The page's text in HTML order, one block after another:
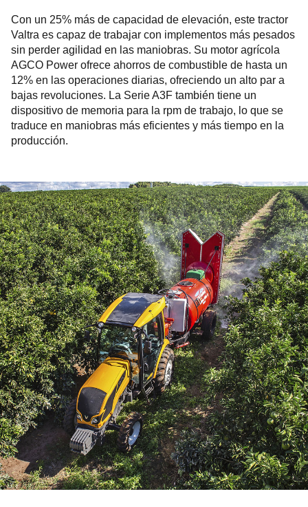
Con un 25% más de capacidad de elevación, este tractor
Valtra es capaz de trabajar con implementos más pesados
sin perder agilidad en las maniobras. Su motor agrícola
AGCO Power ofrece ahorros de combustible de hasta un
12% en las operaciones diarias, ofreciendo un alto par a
bajas revoluciones. La Serie A3F también tiene un
dispositivo de memoria para la rpm de trabajo, lo que se
traduce en maniobras más eficientes y más tiempo en la
producción.